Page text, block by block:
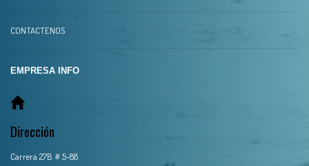
CONTACTENOS
EMPRESA INFO
Dirección
Carrera 27B # 5-88